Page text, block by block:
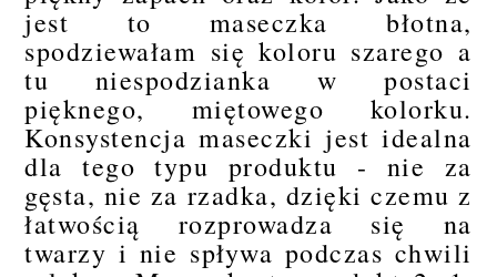
jest to maseczka błotna,
spodziewałam się koloru szarego a
tu niespodzianka w postaci
pięknego, miętowego kolorku.
Konsystencja maseczki jest idealna
dla tego typu produktu - nie za
gęsta, nie za rzadka, dzięki czemu z
łatwością rozprowadza się na
twarzy i nie spływa podczas chwili